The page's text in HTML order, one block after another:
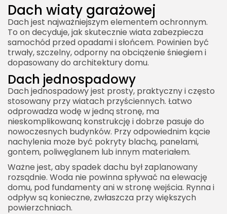
Dach wiaty garażowej
Dach jest najważniejszym elementem ochronnym.
To on decyduje, jak skutecznie wiata zabezpiecza
samochód przed opadami i słońcem. Powinien być
trwały, szczelny, odporny na obciążenie śniegiem i
dopasowany do architektury domu.
Dach jednospadowy
Dach jednospadowy jest prosty, praktyczny i często
stosowany przy wiatach przyściennych. Łatwo
odprowadza wodę w jedną stronę, ma
nieskomplikowaną konstrukcję i dobrze pasuje do
nowoczesnych budynków. Przy odpowiednim kącie
nachylenia może być pokryty blachą, panelami,
gontem, poliwęglanem lub innym materiałem.
Ważne jest, aby spadek dachu był zaplanowany
rozsądnie. Woda nie powinna spływać na elewację
domu, pod fundamenty ani w stronę wejścia. Rynna i
odpływ są konieczne, zwłaszcza przy większych
powierzchniach.